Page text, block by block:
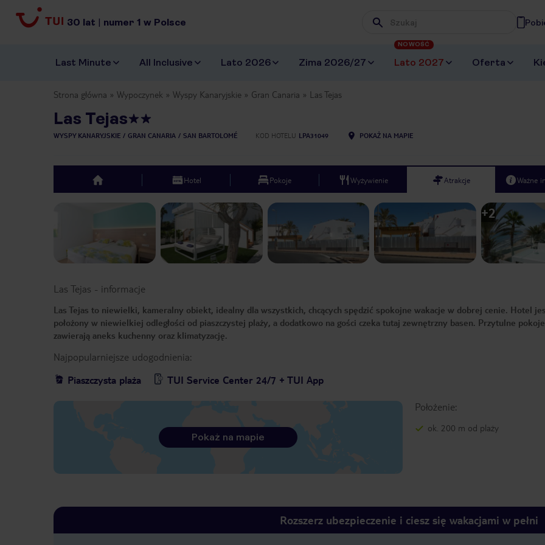
30 lat | numer 1 w Polsce Wpisz frazę, której szukasz
Last Minute All Inclusive Lato 2026 Zima 2026/27 Lato 2027
NOWOŚĆ
Oferta
Strona główna Wypoczynek Wyspy Kanaryjskie Gran Canaria Las Tejas
Las Tejas
WYSPY KANARYJSKIE GRAN CANARIA SAN BARTOLOMÉ KOD HOTELU LPA31049 POKAŻ NA MAPIE
top Hotel Pokoje Wyżywienie Atrakcje Ważne
+2
Las Tejas - informacje
Las Tejas to niewielki, kameralny obiekt, idealny dla wszystkich, chcących spędzić spokojne wakacje w dobrej cenie. Hotel
położony w niewielkiej odległości od piaszczystej plaży, a dodatkowo na gości czeka tutaj zewnętrzny basen. Przytulne pokoje
zawierają aneks kuchenny oraz klimatyzację.
Najpopularniejsze udogodnienia:
Piaszczysta plaża
TUI Service Center 24/7 + TUI App
Położenie:
ok. 200 m od plaży
Pokaż na mapie
Rozszerz ubezpieczenie i ciesz się wakacjami w pełni